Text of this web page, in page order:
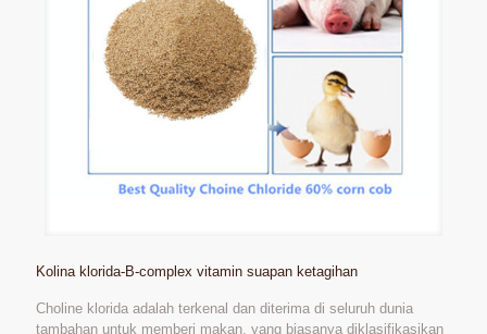
Kolina klorida-B-complex vitamin suapan ketagihan
Choline klorida adalah terkenal dan diterima di seluruh dunia
tambahan untuk memberi makan, yang biasanya diklasifikasikan